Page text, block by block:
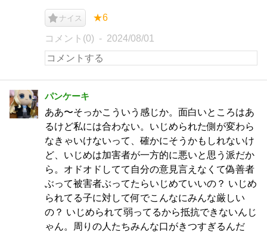
ナイス ★6
コメント(0) 2024/08/01
パンケーキ
ああ〜そっかこういう感じか。面白いところはあ
るけど私には合わない。いじめられた側が変わら
なきゃいけないって、確かにそうかもしれないけ
ど、いじめは加害者が一方的に悪いと思う派だか
ら。オドオドしてて自分の意見言えなくて偽善者
ぶって被害者ぶってたらいじめていいの？ いじめ
られてる子に対して何でこんなにみんな厳しい
の？ いじめられて弱ってるから抵抗できないんじ
ゃん。周りの人たちみんな口がきつすぎるんだ